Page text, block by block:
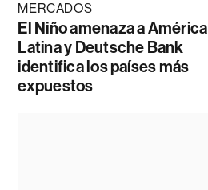
MERCADOS
El Niño amenaza a América
Latina y Deutsche Bank
identifica los países más
expuestos